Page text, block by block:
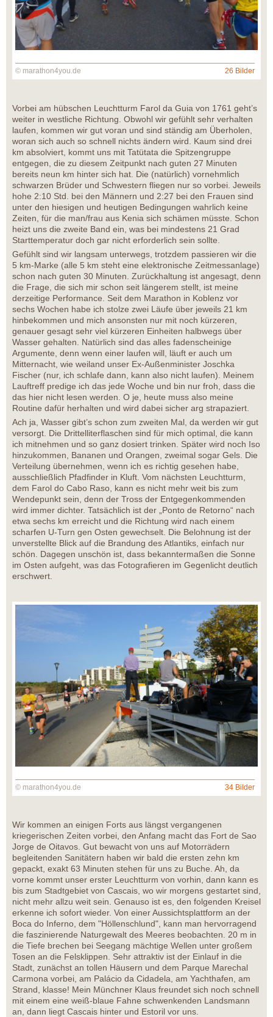
© marathon4you.de 26 Bilder
Vorbei am hübschen Leuchtturm Farol da Guia von 1761 geht’s
weiter in westliche Richtung. Obwohl wir gefühlt sehr verhalten
laufen, kommen wir gut voran und sind ständig am Überholen,
woran sich auch so schnell nichts ändern wird. Kaum sind drei
km absolviert, kommt uns mit Tatütata die Spitzengruppe
entgegen, die zu diesem Zeitpunkt nach guten 27 Minuten
bereits neun km hinter sich hat. Die (natürlich) vornehmlich
schwarzen Brüder und Schwestern fliegen nur so vorbei. Jeweils
hohe 2:10 Std. bei den Männern und 2:27 bei den Frauen sind
unter den hiesigen und heutigen Bedingungen wahrlich keine
Zeiten, für die man/frau aus Kenia sich schämen müsste. Schon
heizt uns die zweite Band ein, was bei mindestens 21 Grad
Starttemperatur doch gar nicht erforderlich sein sollte.
Gefühlt sind wir langsam unterwegs, trotzdem passieren wir die
5 km-Marke (alle 5 km steht eine elektronische Zeitmessanlage)
schon nach guten 30 Minuten. Zurückhaltung ist angesagt, denn
die Frage, die sich mir schon seit längerem stellt, ist meine
derzeitige Performance. Seit dem Marathon in Koblenz vor
sechs Wochen habe ich stolze zwei Läufe über jeweils 21 km
hinbekommen und mich ansonsten nur mit noch kürzeren,
genauer gesagt sehr viel kürzeren Einheiten halbwegs über
Wasser gehalten. Natürlich sind das alles fadenscheinige
Argumente, denn wenn einer laufen will, läuft er auch um
Mitternacht, wie weiland unser Ex-Außenminister Joschka
Fischer (nur, ich schlafe dann, kann also nicht laufen). Meinem
Lauftreff predige ich das jede Woche und bin nur froh, dass die
das hier nicht lesen werden. O je, heute muss also meine
Routine dafür herhalten und wird dabei sicher arg strapaziert.
Ach ja, Wasser gibt’s schon zum zweiten Mal, da werden wir gut
versorgt. Die Drittelliterflaschen sind für mich optimal, die kann
ich mitnehmen und so ganz dosiert trinken. Später wird noch Iso
hinzukommen, Bananen und Orangen, zweimal sogar Gels. Die
Verteilung übernehmen, wenn ich es richtig gesehen habe,
ausschließlich Pfadfinder in Kluft. Vom nächsten Leuchtturm,
dem Farol do Cabo Raso, kann es nicht mehr weit bis zum
Wendepunkt sein, denn der Tross der Entgegenkommenden
wird immer dichter. Tatsächlich ist der „Ponto de Retorno“ nach
etwa sechs km erreicht und die Richtung wird nach einem
scharfen U-Turn gen Osten gewechselt. Die Belohnung ist der
unverstellte Blick auf die Brandung des Atlantiks, einfach nur
schön. Dagegen unschön ist, dass bekanntermaßen die Sonne
im Osten aufgeht, was das Fotografieren im Gegenlicht deutlich
erschwert.
© marathon4you.de 34 Bilder
Wir kommen an einigen Forts aus längst vergangenen
kriegerischen Zeiten vorbei, den Anfang macht das Fort de Sao
Jorge de Oitavos. Gut bewacht von uns auf Motorrädern
begleitenden Sanitätern haben wir bald die ersten zehn km
gepackt, exakt 63 Minuten stehen für uns zu Buche. Ah, da
vorne kommt unser erster Leuchtturm von vorhin, dann kann es
bis zum Stadtgebiet von Cascais, wo wir morgens gestartet sind,
nicht mehr allzu weit sein. Genauso ist es, den folgenden Kreisel
erkenne ich sofort wieder. Von einer Aussichtsplattform an der
Boca do Inferno, dem "Höllenschlund", kann man hervorragend
die faszinierende Naturgewalt des Meeres beobachten. 20 m in
die Tiefe brechen bei Seegang mächtige Wellen unter großem
Tosen an die Felsklippen. Sehr attraktiv ist der Einlauf in die
Stadt, zunächst an tollen Häusern und dem Parque Marechal
Carmona vorbei, am Palácio da Cidadela, am Yachthafen, am
Strand, klasse! Mein Münchner Klaus freundet sich noch schnell
mit einem eine weiß-blaue Fahne schwenkenden Landsmann
an, dann liegt Cascais hinter und Estoril vor uns.